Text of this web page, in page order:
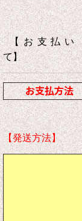
【お支払い
て
お支払方
【発送方法】